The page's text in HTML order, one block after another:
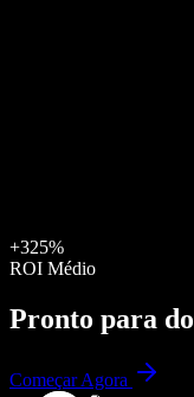
+325%
ROI Médio
Pronto para
Começar Agora